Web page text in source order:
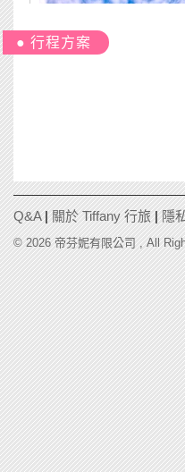
● 行程方案
Q&A|關於 Tiffany 行旅|隱
© 2026 帝芬妮有限公司 , All